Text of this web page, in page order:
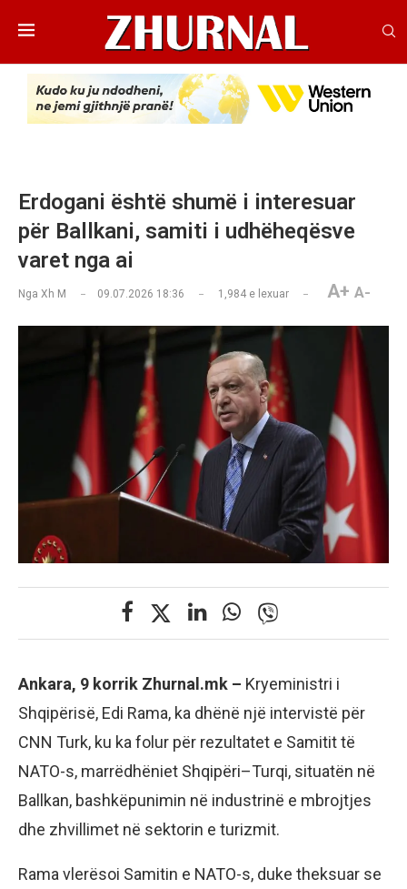
Erdogani është shumë i interesuar
për Ballkani, samiti i udhëheqësve
varet nga ai
Nga Xh M 09.07.2026 18:36 1,984 e lexuar A+ A-
Ankara, 9 korrik Zhurnal.mk – Kryeministri i
Shqipërisë, Edi Rama, ka dhënë një intervistë për
CNN Turk, ku ka folur për rezultatet e Samitit të
NATO-s, marrëdhëniet Shqipëri–Turqi, situatën në
Ballkan, bashkëpunimin në industrinë e mbrojtjes
dhe zhvillimet në sektorin e turizmit.
Rama vlerësoi Samitin e NATO-s, duke theksuar se